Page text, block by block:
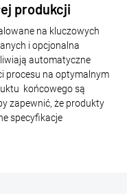
produkcji
na kluczowych
i opcjonalna
automatyczne
procesu na optymalnym
końcowego są
zapewnić, że produkty
specyfikacje